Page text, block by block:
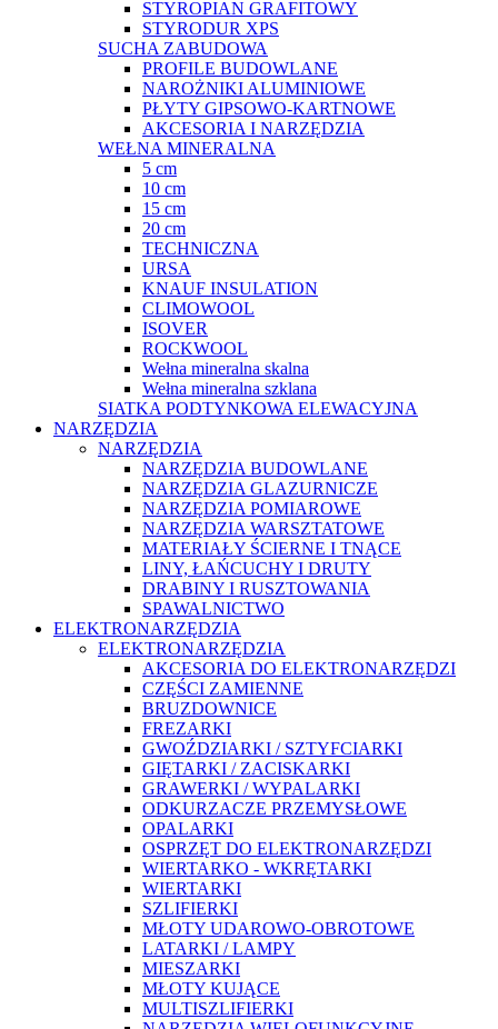
STYROPIAN GRAFITOWY
STYRODUR XPS
SUCHA ZABUDOWA
PROFILE BUDOWLANE
NAROŻNIKI ALUMINIOWE
PŁYTY GIPSOWO-KARTNOWE
AKCESORIA I NARZĘDZIA
WEŁNA MINERALNA
5 cm
10 cm
15 cm
20 cm
TECHNICZNA
URSA
KNAUF INSULATION
CLIMOWOOL
ISOVER
ROCKWOOL
Wełna mineralna skalna
Wełna mineralna szklana
SIATKA PODTYNKOWA ELEWACYJNA
NARZĘDZIA
NARZĘDZIA
NARZĘDZIA BUDOWLANE
NARZĘDZIA GLAZURNICZE
NARZĘDZIA POMIAROWE
NARZĘDZIA WARSZTATOWE
MATERIAŁY ŚCIERNE I TNĄCE
LINY, ŁAŃCUCHY I DRUTY
DRABINY I RUSZTOWANIA
SPAWALNICTWO
ELEKTRONARZĘDZIA
ELEKTRONARZĘDZIA
AKCESORIA DO ELEKTRONARZĘDZI
CZĘŚCI ZAMIENNE
BRUZDOWNICE
FREZARKI
GWOŹDZIARKI / SZTYFCIARKI
GIĘTARKI / ZACISKARKI
GRAWERKI / WYPALARKI
ODKURZACZE PRZEMYSŁOWE
OPALARKI
OSPRZĘT DO ELEKTRONARZĘDZI
WIERTARKO - WKRĘTARKI
WIERTARKI
SZLIFIERKI
MŁOTY UDAROWO-OBROTOWE
LATARKI / LAMPY
MIESZARKI
MŁOTY KUJĄCE
MULTISZLIFIERKI